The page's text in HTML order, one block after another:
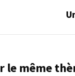
le même